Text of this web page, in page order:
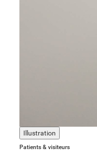
Illustration
Patients & visiteurs